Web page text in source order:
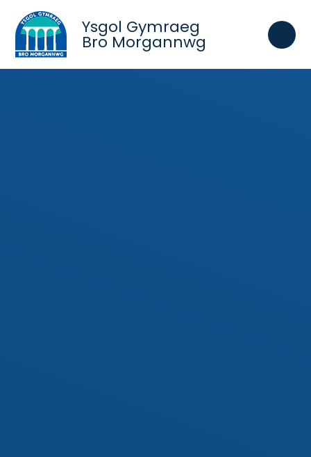
Skip to content ↓
Ysgol Gymraeg
Bro Morgannwg